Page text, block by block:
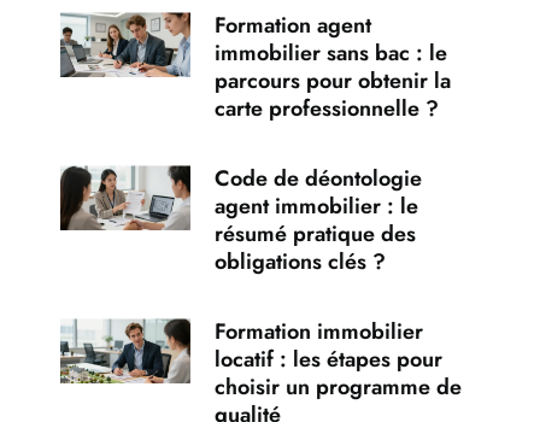
Formation agent
immobilier sans bac : le
parcours pour obtenir la
carte professionnelle ?
Code de déontologie
agent immobilier : le
résumé pratique des
obligations clés ?
Formation immobilier
locatif : les étapes pour
choisir un programme de
qualité